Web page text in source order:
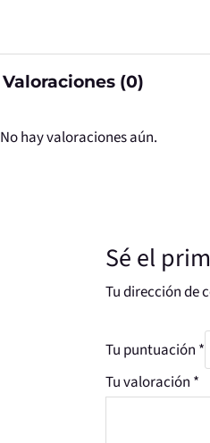
Valoraciones (0)
No hay valoraciones aún.
Sé el
Tu dirección de
Tu puntuación *
Tu valoración *